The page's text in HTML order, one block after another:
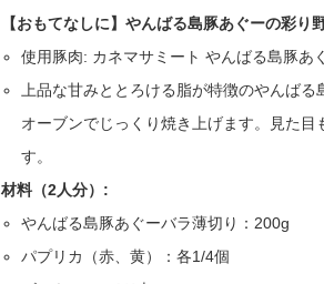
【おもてなしに】やんばる島豚あぐーの彩り
使用豚肉: カネマサミート やんばる島豚あ
上品な甘みととろける脂が特徴のやんば
オーブンでじっくり焼き上げます。見た
す。
材料（2人分）:
やんばる島豚あぐーバラ薄切り：200g
パプリカ（赤、黄）：各1/4個